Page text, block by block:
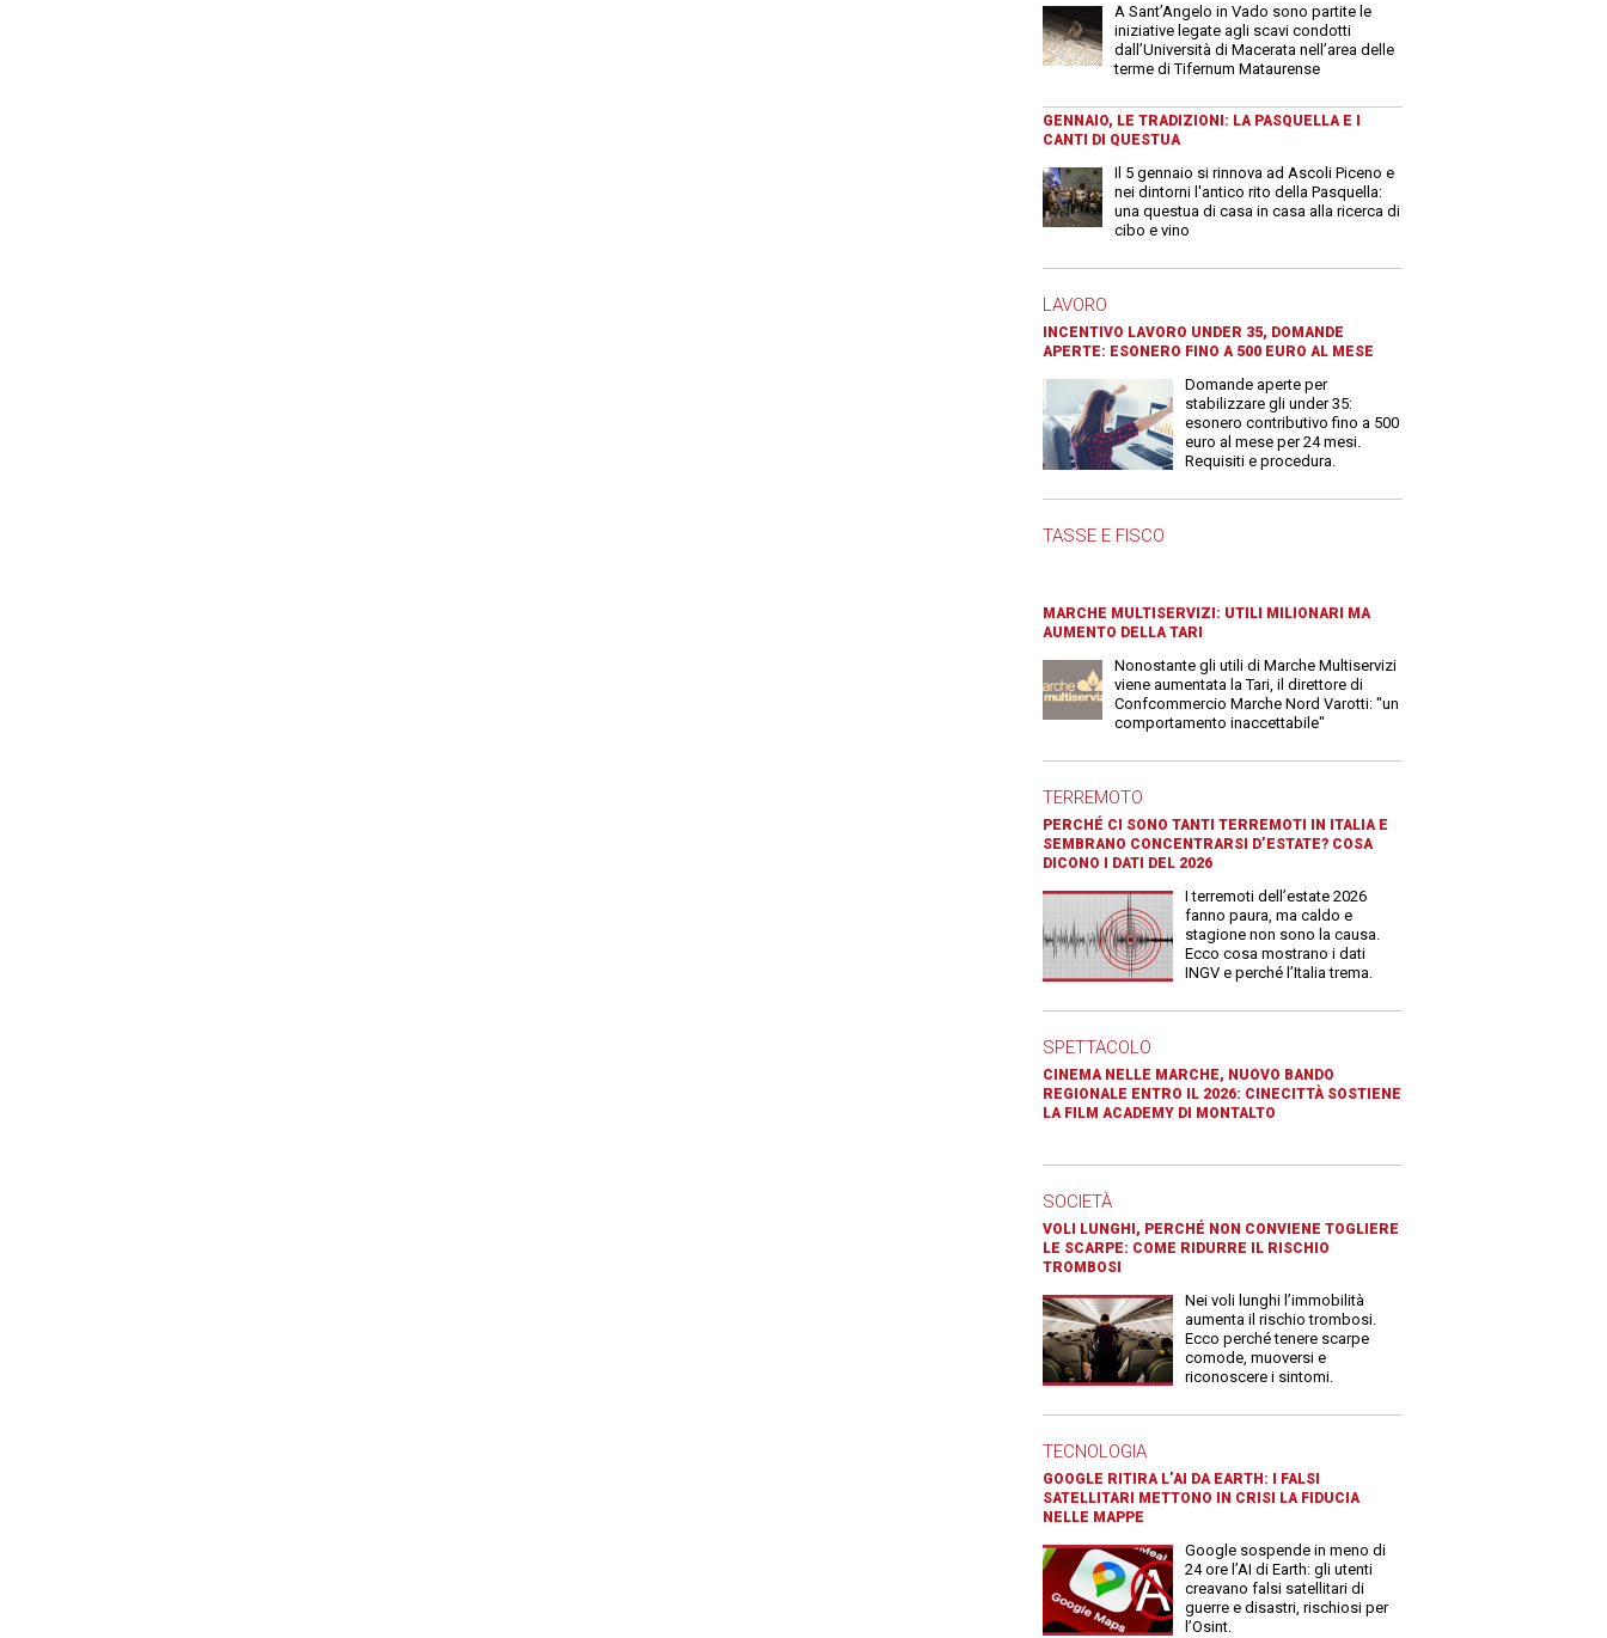
A Sant’Angelo in Vado sono partite le
iniziative legate agli scavi condotti
dall’Università di Macerata nell’area delle
terme di Tifernum Mataurense
GENNAIO, LE TRADIZIONI: LA PASQUELLA E I
CANTI DI QUESTUA
Il 5 gennaio si rinnova ad Ascoli Piceno e
nei dintorni l'antico rito della Pasquella:
una questua di casa in casa alla ricerca di
cibo e vino
LAVORO
INCENTIVO LAVORO UNDER 35, DOMANDE
APERTE: ESONERO FINO A 500 EURO AL MESE
Domande aperte per
stabilizzare gli under 35:
esonero contributivo fino a 500
euro al mese per 24 mesi.
Requisiti e procedura.
TASSE E FISCO
MARCHE MULTISERVIZI: UTILI MILIONARI MA
AUMENTO DELLA TARI
Nonostante gli utili di Marche Multiservizi
viene aumentata la Tari, il direttore di
Confcommercio Marche Nord Varotti: "un
comportamento inaccettabile"
TERREMOTO
PERCHÉ CI SONO TANTI TERREMOTI IN ITALIA E
SEMBRANO CONCENTRARSI D’ESTATE? COSA
DICONO I DATI DEL 2026
I terremoti dell’estate 2026
fanno paura, ma caldo e
stagione non sono la causa.
Ecco cosa mostrano i dati
INGV e perché l’Italia trema.
SPETTACOLO
CINEMA NELLE MARCHE, NUOVO BANDO
REGIONALE ENTRO IL 2026: CINECITTÀ SOSTIENE
LA FILM ACADEMY DI MONTALTO
SOCIETÀ
VOLI LUNGHI, PERCHÉ NON CONVIENE TOGLIERE
LE SCARPE: COME RIDURRE IL RISCHIO
TROMBOSI
Nei voli lunghi l’immobilità
aumenta il rischio trombosi.
Ecco perché tenere scarpe
comode, muoversi e
riconoscere i sintomi.
TECNOLOGIA
GOOGLE RITIRA L’AI DA EARTH: I FALSI
SATELLITARI METTONO IN CRISI LA FIDUCIA
NELLE MAPPE
Google sospende in meno di
24 ore l’AI di Earth: gli utenti
creavano falsi satellitari di
guerre e disastri, rischiosi per
l’Osint.